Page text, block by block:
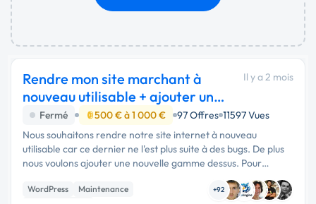
Rendre mon site marchant à
nouveau utilisable + ajouter une
gamme
Il y a 2 mois
Fermé 500 € à 1 000 € 97 Offres 11597 Vues
Nous souhaitons rendre notre site internet à nouveau
utilisable car ce dernier ne l'est plus suite à des bugs. De plus
nous voulons ajouter une nouvelle gamme dessus. Pour
WordPress
Maintenance
+92